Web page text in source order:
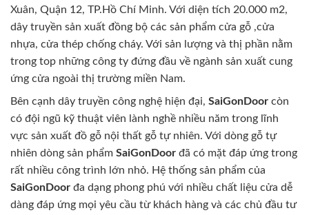
Xuân, Quận 12, TP.Hồ Chí Minh. Với diện tích 20.000 m2,
dây truyền sản xuất đồng bộ các sản phẩm cửa gỗ ,cửa
nhựa, cửa thép chống cháy. Với sản lượng và thị phần nằm
trong top những công ty đứng đầu về ngành sản xuất cung
ứng cửa ngoài thị trường miền Nam.
Bên cạnh dây truyền công nghệ hiện đại, SaiGonDoor còn
có đội ngũ kỹ thuật viên lành nghề nhiều năm trong lĩnh
vực sản xuất đồ gỗ nội thất gỗ tự nhiên. Với dòng gỗ tự
nhiên dòng sản phẩm SaiGonDoor đã có mặt đáp ứng trong
rất nhiều công trình lớn nhỏ. Hệ thống sản phẩm của
SaiGonDoor đa dạng phong phú với nhiều chất liệu cửa dễ
dàng đáp ứng mọi yêu cầu từ khách hàng và các chủ đầu tư